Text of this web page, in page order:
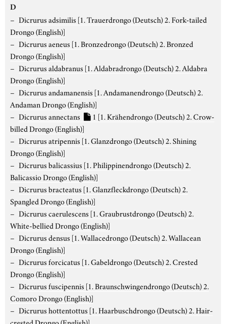
D
Dicrurus adsimilis [1. Trauerdrongo (Deutsch) 2. Fork-tailed
Drongo (English)]
Dicrurus aeneus [1. Bronzedrongo (Deutsch) 2. Bronzed
Drongo (English)]
Dicrurus aldabranus [1. Aldabradrongo (Deutsch) 2. Aldabra
Drongo (English)]
Dicrurus andamanensis [1. Andamanendrongo (Deutsch) 2.
Andaman Drongo (English)]
Dicrurus annectans
1 [1. Krähendrongo (Deutsch) 2. Crow-
billed Drongo (English)]
Dicrurus atripennis [1. Glanzdrongo (Deutsch) 2. Shining
Drongo (English)]
Dicrurus balicassius [1. Philippinendrongo (Deutsch) 2.
Balicassio Drongo (English)]
Dicrurus bracteatus [1. Glanzfleckdrongo (Deutsch) 2.
Spangled Drongo (English)]
Dicrurus caerulescens [1. Graubrustdrongo (Deutsch) 2.
White-bellied Drongo (English)]
Dicrurus densus [1. Wallacedrongo (Deutsch) 2. Wallacean
Drongo (English)]
Dicrurus forcicatus [1. Gabeldrongo (Deutsch) 2. Crested
Drongo (English)]
Dicrurus fuscipennis [1. Braunschwingendrongo (Deutsch) 2.
Comoro Drongo (English)]
Dicrurus hottentottus [1. Haarbuschdrongo (Deutsch) 2. Hair-